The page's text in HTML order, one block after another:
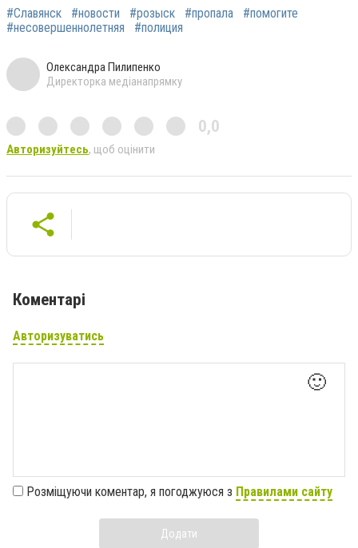
#Славянск #новости #розыск #пропала
#помогите
#несовершеннолетняя
#полиция
Олександра Пилипенко
Директорка медіанапрямку
0,0
Авторизуйтесь, щоб оцінити
Коментарі
Авторизуватись
🙂
Розміщуючи коментар, я погоджуюся з Правилами сайту
Додати